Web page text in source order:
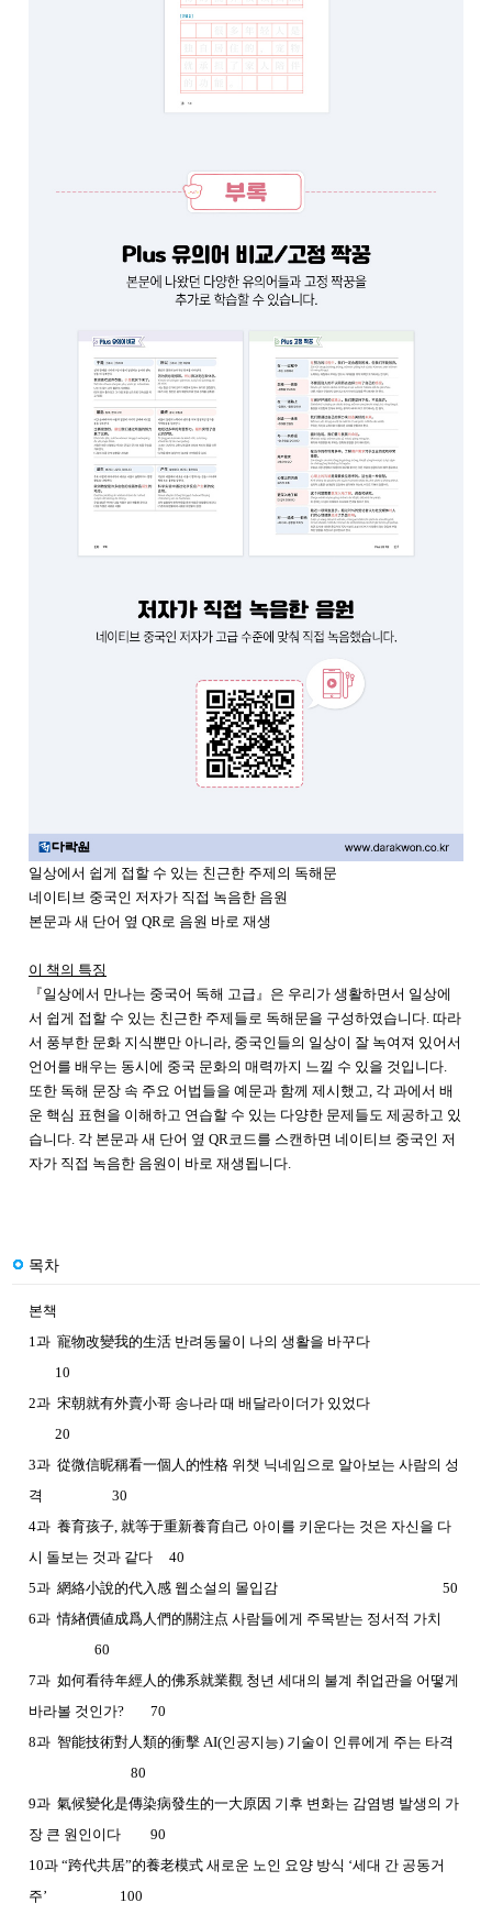
일상에서 쉽게 접할 수 있는 친근한 주제의 독해문
네이티브 중국인 저자가 직접 녹음한 음원
본문과 새 단어 옆 QR로 음원 바로 재생
이 책의 특징
『일상에서 만나는 중국어 독해 고급』은 우리가 생활하면서 일상에
서 쉽게 접할 수 있는 친근한 주제들로 독해문을 구성하였습니다. 따라
서 풍부한 문화 지식뿐만 아니라, 중국인들의 일상이 잘 녹여져 있어서
언어를 배우는 동시에 중국 문화의 매력까지 느낄 수 있을 것입니다.
또한 독해 문장 속 주요 어법들을 예문과 함께 제시했고, 각 과에서 배
운 핵심 표현을 이해하고 연습할 수 있는 다양한 문제들도 제공하고 있
습니다. 각 본문과 새 단어 옆 QR코드를 스캔하면 네이티브 중국인 저
자가 직접 녹음한 음원이 바로 재생됩니다.
목차
본책
1과 寵物改變我的生活 반려동물이 나의 생활을 바꾸다
10
2과 宋朝就有外賣小哥 송나라 때 배달라이더가 있었다
20
3과 從微信昵稱看一個人的性格 위챗 닉네임으로 알아보는 사람의 성
격 30
4과 養育孩子, 就等于重新養育自己 아이를 키운다는 것은 자신을 다
시 돌보는 것과 같다 40
5과 網絡小說的代入感 웹소설의 몰입감 50
6과 情緖價値成爲人們的關注点 사람들에게 주목받는 정서적 가치
60
7과 如何看待年經人的佛系就業觀 청년 세대의 불계 취업관을 어떻게
바라볼 것인가? 70
8과 智能技術對人類的衝擊 AI(인공지능) 기술이 인류에게 주는 타격
80
9과 氣候變化是傳染病發生的一大原因 기후 변화는 감염병 발생의 가
장 큰 원인이다 90
10과 “跨代共居”的養老模式 새로운 노인 요양 방식 ‘세대 간 공동거
주’ 100